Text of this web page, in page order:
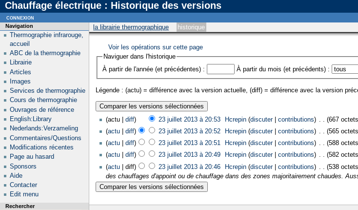
Chauffage électrique : Historique des versions
la librairie thermographique historique
Voir les opérations sur cette page
Naviguer dans l'historique
À partir de l'année (et précédentes) :
À partir du mois (et précédents) :
Légende : (actu) = différence avec la version actuelle, (diff) = différence avec la version
(actu | diff) 23 juillet 2013 à 20:53‎ Hcrepin (discuter| contributions) (667
(actu| diff) 23 juillet 2013 à 20:52‎ Hcrepin (discuter| contributions) (565
(actu| diff) 23 juillet 2013 à 20:51‎ Hcrepin (discuter| contributions) . . (588
(actu| diff) 23 juillet 2013 à 20:49‎ Hcrepin (discuter| contributions) . . (582
(actu| diff) 23 juillet 2013 à 20:46‎ Hcrepin (discuter| contributions) (538
des chauffages d'appoint ou de chauffage dans des zones majoritairement chaudes.
Navigation
Thermographie infrarouge,
accueil
ABC de la thermographie
Librairie
Articles
Images
Services de thermographie
Cours de thermographie
Ouvrages de référence
English:Library
Nederlands:Verzameling
Commentaires/Questions
Modifications récentes
Page au hasard
Sponsors
Aide
Contacter
Edit menu
Rechercher
connexion